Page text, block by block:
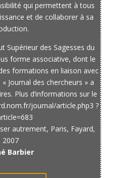
qui permettent à tous
et de collaborer à sa
Supérieur des Sagesses du
forme associative, dont le
formations en liaison avec
Journal des chercheurs » a
Plus d’informations sur le
journal/article.php3 ?
autrement, Paris, Fayard,
2007
Barbier